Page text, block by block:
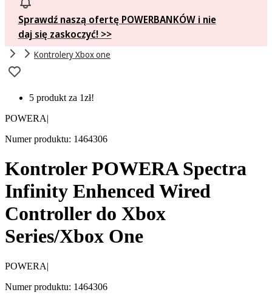
Sprawdź naszą ofertę POWERBANKÓW i nie
daj się zaskoczyć! >>
Kontrolery Xbox one
5 produkt za 1zł!
POWERA|
Numer produktu: 1464306
Kontroler POWERA Spectra
Infinity Enhenced Wired
Controller do Xbox
Series/Xbox One
POWERA|
Numer produktu: 1464306